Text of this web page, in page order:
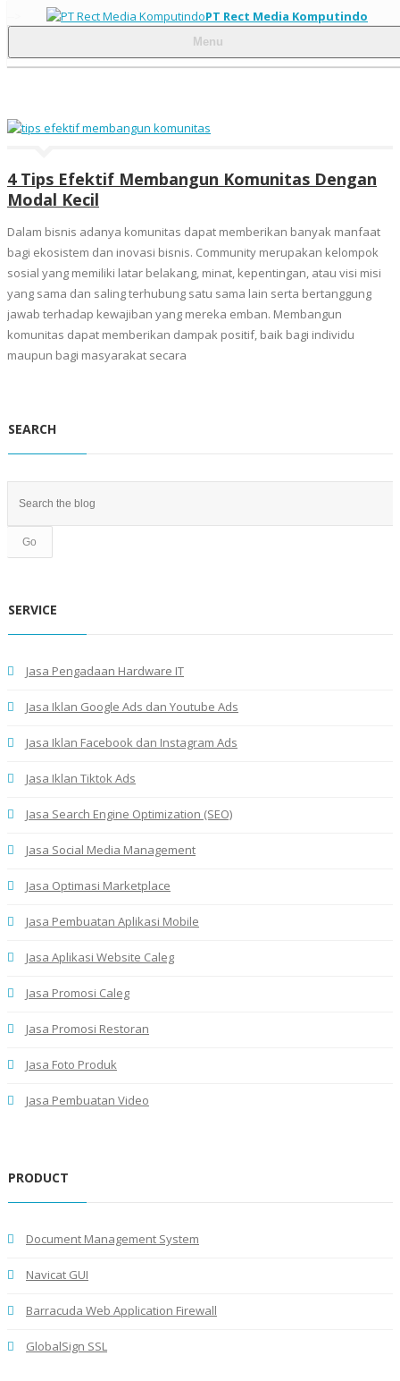
PT Rect Media Komputindo
Menu
4 Tips Efektif Membangun Komunitas Dengan
Modal Kecil
Dalam bisnis adanya komunitas dapat memberikan banyak manfaat
bagi ekosistem dan inovasi bisnis. Community merupakan kelompok
sosial yang memiliki latar belakang, minat, kepentingan, atau visi misi
yang sama dan saling terhubung satu sama lain serta bertanggung
jawab terhadap kewajiban yang mereka emban. Membangun
komunitas dapat memberikan dampak positif, baik bagi individu
maupun bagi masyarakat secara
SEARCH
SERVICE
Jasa Pengadaan Hardware IT
Jasa Iklan Google Ads dan Youtube Ads
Jasa Iklan Facebook dan Instagram Ads
Jasa Iklan Tiktok Ads
Jasa Search Engine Optimization (SEO)
Jasa Social Media Management
Jasa Optimasi Marketplace
Jasa Pembuatan Aplikasi Mobile
Jasa Aplikasi Website Caleg
Jasa Promosi Caleg
Jasa Promosi Restoran
Jasa Foto Produk
Jasa Pembuatan Video
PRODUCT
Document Management System
Navicat GUI
Barracuda Web Application Firewall
GlobalSign SSL